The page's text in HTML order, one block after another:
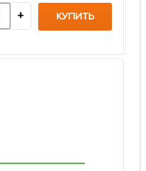
+ КУПИТЬ